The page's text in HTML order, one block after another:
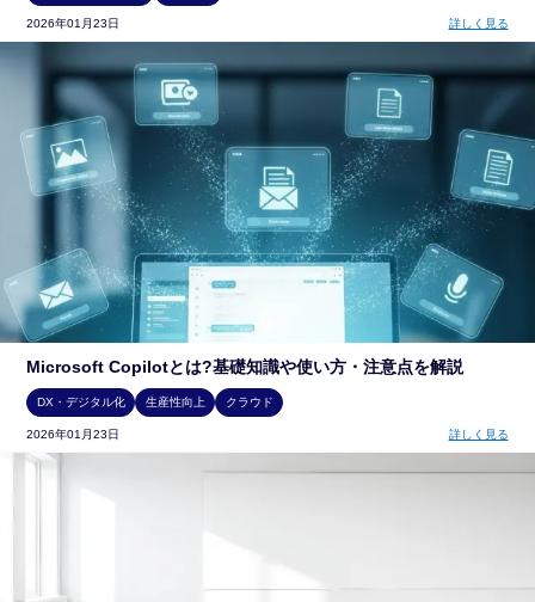
2026年01月23日 詳しく見る
Microsoft Copilotとは?基礎知識や使い方・注意点を解説
DX・デジタル化 生産性向上 クラウド
2026年01月23日 詳しく見る